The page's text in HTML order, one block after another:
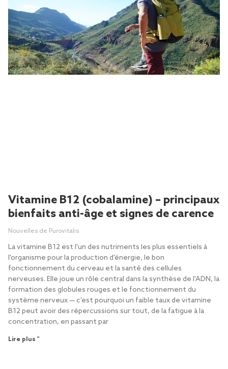
Vitamine B12 (cobalamine) – principaux
bienfaits anti-âge et signes de carence
Nouvelles de Purovitalis
La vitamine B12 est l'un des nutriments les plus essentiels à
l'organisme pour la production d'énergie, le bon
fonctionnement du cerveau et la santé des cellules
nerveuses. Elle joue un rôle central dans la synthèse de l'ADN, la
formation des globules rouges et le fonctionnement du
système nerveux — c'est pourquoi un faible taux de vitamine
B12 peut avoir des répercussions sur tout, de la fatigue à la
concentration, en passant par
Lire plus "